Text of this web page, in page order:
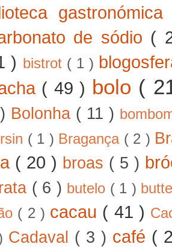
de sódio (
) bistrot ( 1 )
( 49 ) bolo (
Bolonha ( 11 )
( 1 ) Bragança ( 2 )
( 20 ) broas ( 5 )
( 6 ) butelo ( 1 )
( 2 ) cacau ( 41 )
Cadaval ( 3 ) café (